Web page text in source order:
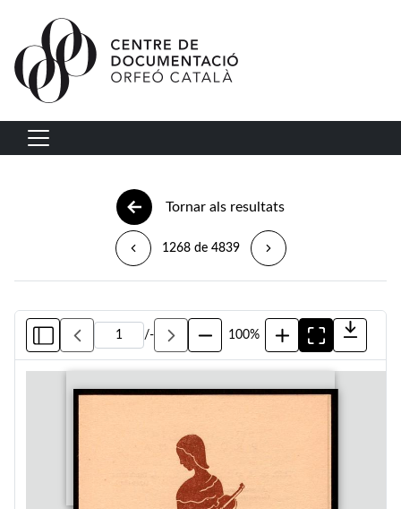
Vés al contingut
Navegació principal
Tornar als resultats
1268 de 4839
/- 100%